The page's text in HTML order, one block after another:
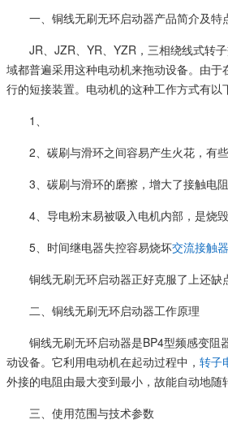
一、铜线无刷无环启动器产品简介及特
JR、JZR、YR、YZR，三相绕线式转
域都普遍采用这种电动机来拖动设备。由于
行的短接装置。电动机的这种工作方式有以
1、
2、碳刷与滑环之间容易产生火花，有些
3、碳刷与滑环的磨擦，增大了接触电阻
4、导电粉末易被吸入电机内部，是烧
5、时间继电器失控容易烧坏交流接触器
铜线无刷无环启动器正好克服了上还
二、铜线无刷无环启动器工作原理
铜线无刷无环启动器是BP4型频感变
动设备。它利用电动机在起动过程中， 转子
外接的电阻由最大变到最小，故能自动地随
三、使用范围与技术参数